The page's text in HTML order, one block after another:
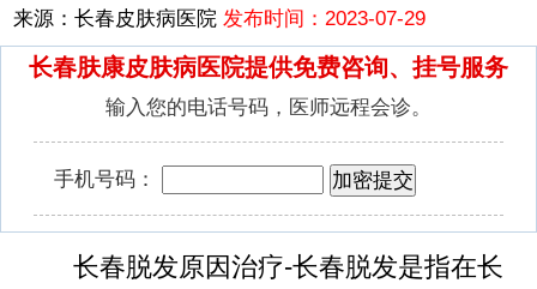
来源：长春皮肤病医院发布时间：2023-07-29
长春肤康皮肤病医院提供免费咨询、挂号服务
输入您的电话号码，医师远程会诊。
手机号码：
长春脱发原因治疗-长春脱发是指在长